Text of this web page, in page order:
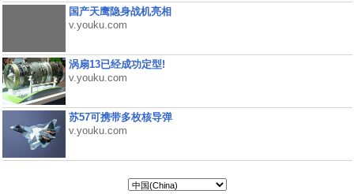
国产天鹰隐身战机亮相
v.youku.com
涡扇13已经成功定型!
v.youku.com
苏57可携带多枚核导弹
v.youku.com